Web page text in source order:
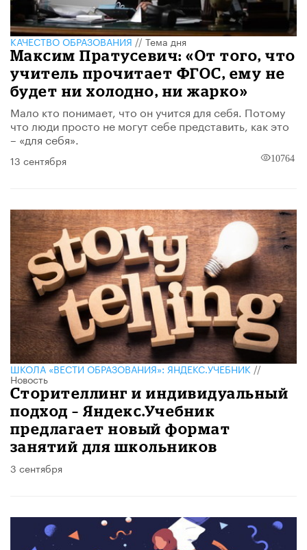
КАЧЕСТВО ОБРАЗОВАНИЯ//Тема дня
Максим Пратусевич: «От того, что
учитель прочитает ФГОС, ему не
будет ни холодно, ни жарко»
Мало кто понимает, что он учится для себя. Потому
что люди просто не могут себе представить, как это
– «для себя».
13 сентября 10764
ШКОЛА «ВЕСТИ ОБРАЗОВАНИЯ»: ЯНДЕКС.УЧЕБНИК//
Новость
Сторителлинг и индивидуальный
подход – Яндекс.Учебник
предлагает новый формат
занятий для школьников
3 сентября